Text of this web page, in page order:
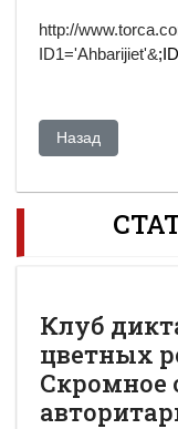
http://
ID1='Ahbarijiet'&
Предыдущий:
Назад
Клуб
цветных
Скромное